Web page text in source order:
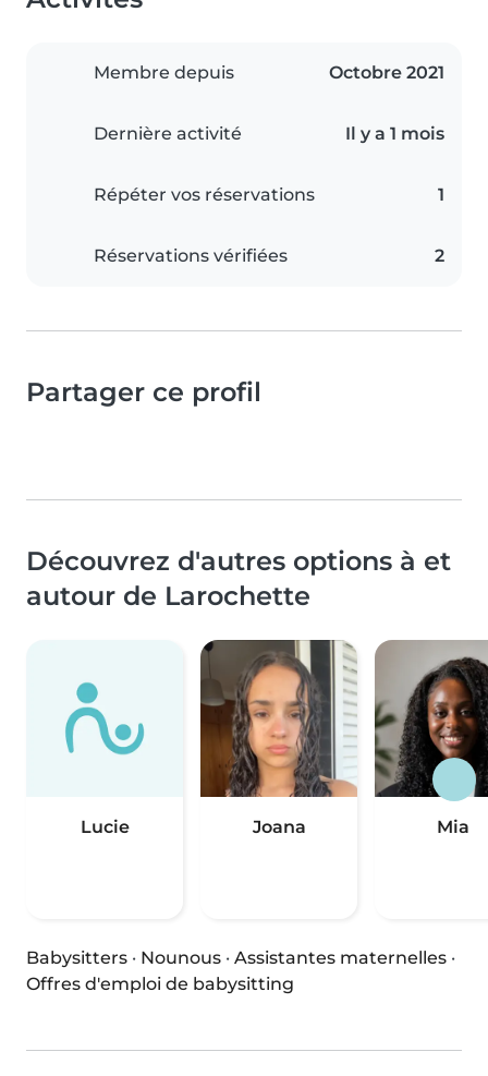
Membre depuis Octobre 2021
Dernière activité Il y a 1 mois
Répéter vos réservations 1
Réservations vérifiées 2
Partager ce profil
Découvrez d'autres options à et
autour de Larochette
Lucie Joana Mia
Babysitters · Nounous · Assistantes maternelles ·
Offres d'emploi de babysitting